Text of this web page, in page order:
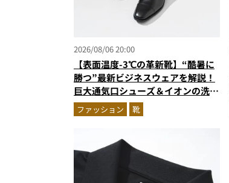
2026/08/06 20:00
【表面温度-3℃の革新靴】“酷暑に
勝つ”最新ビジネスウェアを解説！
巨大通気口シューズ＆イオンの洗え
る1万円台セットアップほか
ファッション 靴